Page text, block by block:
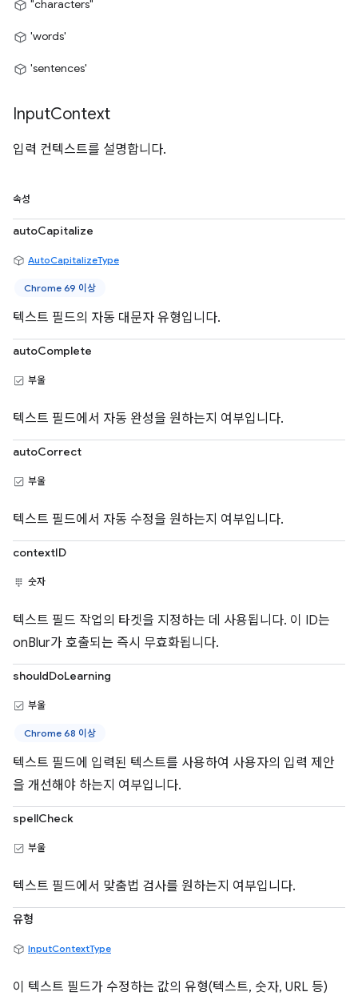
"characters"
'words'
'sentences'
InputContext
입력 컨텍스트를 설명합니다.
속성
autoCapitalize
AutoCapitalizeType
Chrome 69 이상
텍스트 필드의 자동 대문자 유형입니다.
autoComplete
부울
텍스트 필드에서 자동 완성을 원하는지 여부입니다.
autoCorrect
부울
텍스트 필드에서 자동 수정을 원하는지 여부입니다.
contextID
숫자
텍스트 필드 작업의 타겟을 지정하는 데 사용됩니다. 이 ID는
onBlur가 호출되는 즉시 무효화됩니다.
shouldDoLearning
부울
Chrome 68 이상
텍스트 필드에 입력된 텍스트를 사용하여 사용자의 입력 제안
을 개선해야 하는지 여부입니다.
spellCheck
부울
텍스트 필드에서 맞춤법 검사를 원하는지 여부입니다.
유형
InputContextType
이 텍스트 필드가 수정하는 값의 유형(텍스트, 숫자, URL 등)